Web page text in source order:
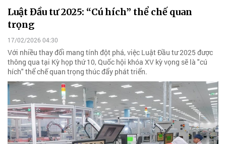
Luật Đầu tư 2025: “Cú hích” thể chế quan
trọng
17/02/2026 04:30
Với nhiều thay đổi mang tính đột phá, việc Luật Đầu tư 2025 được
thông qua tại Kỳ họp thứ 10, Quốc hội khóa XV kỳ vọng sẽ là "cú
hích" thể chế quan trọng thúc đẩy phát triển.